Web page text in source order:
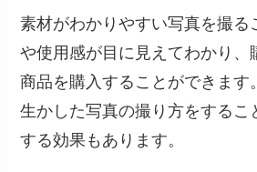
素材がわかりやすい写真を撮る
や使用感が目に見えてわかり、
商品を購入することができます
生かした写真の撮り方をするこ
する効果もあります。